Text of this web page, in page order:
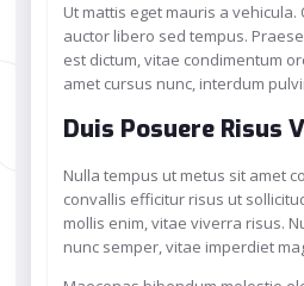
Ut mattis eget mauris a
auctor libero sed tempus.
est dictum, vitae condimentum
amet cursus nunc, interdum
Duis Posuere Risus
Nulla tempus ut metus sit amet
convallis efficitur risus ut
mollis enim, vitae viverra risus.
nunc semper, vitae imperdiet